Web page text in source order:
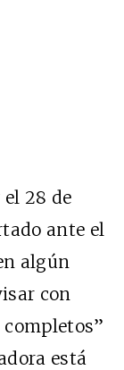
el 28 de
ante el
algún
r con
está